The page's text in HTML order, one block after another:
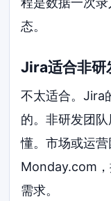
态。
Jira适合非研
不太适合。Jira
的。非研发团
懂。市场或运
Monday.com，
需求。